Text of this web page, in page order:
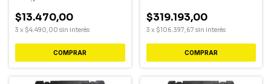
$13.470,00
3 x $4.490,00 sin interés
$319.193,00
3 x $106.397,67 sin interés